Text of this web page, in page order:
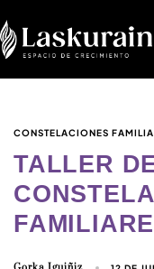
CONSTELACIONES
TALLER